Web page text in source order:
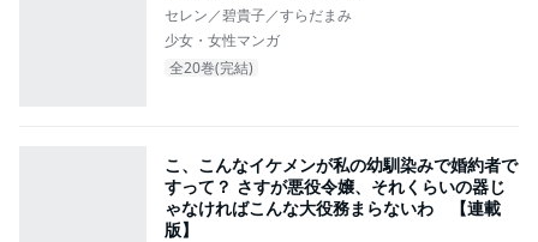
セレン／碧貴子／すらだまみ
少女・女性マンガ
全20巻(完結)
こ、こんなイケメンが私の幼馴染みで婚約者で
すって？ さすが悪役令嬢、それくらいの器じ
ゃなければこんな大役務まらないわ 【連載
版】